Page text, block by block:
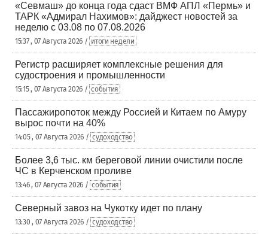
«Севмаш» до конца года сдаст ВМФ АПЛ «Пермь» и
ТАРК «Адмирал Нахимов»: дайджест новостей за
неделю с 03.08 по 07.08.2026
15:37 , 07 Августа 2026 / итоги недели
Регистр расширяет комплексные решения для
судостроения и промышленности
15:15 , 07 Августа 2026 / события
Пассажиропоток между Россией и Китаем по Амуру
вырос почти на 40%
14:05 , 07 Августа 2026 / судоходство
Более 3,6 тыс. км береговой линии очистили после
ЧС в Керченском проливе
13:46 , 07 Августа 2026 / события
Северный завоз на Чукотку идет по плану
13:30 , 07 Августа 2026 / судоходство